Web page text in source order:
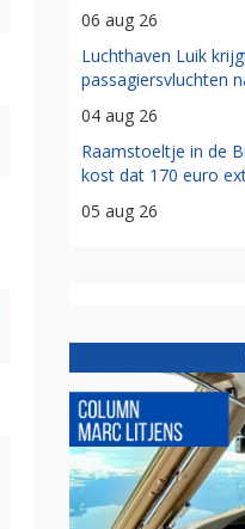
06 aug 26
Luchthaven Luik
passagiersvluchten
04 aug 26
Raamstoeltje in de
kost dat 170 euro
05 aug 26